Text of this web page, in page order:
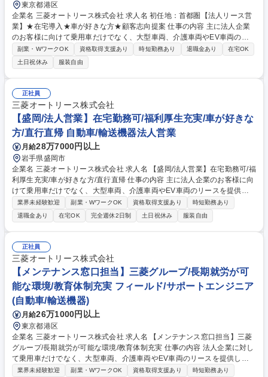
東京都港区
企業名 三菱オートリース株式会社 求人名 初任地：首都圏【法人リース営
業】★在宅導入★車が好きな方★顧客志向提案 仕事の内容 主に法人企業
のお客様に向けて乗用車だけでなく、大型車両、介護車両やEV車両のリ
ースを提供している当社にてオートリースの法人営業をご担当いただきま
す。 お客様の自動車に関する多様な要望を踏まえ、最適なソリューション
を提案する業務です。(1)提案営業：最適なリースシステムの設計・提案
(2)顧客フォロー：契約後のフォロー、契約継続の商談※三菱グループを始
め多くの企業との取引があります。入社後は原則として既存の顧客を担当
して頂き、その後は新規開拓もお任せします。 募集職種 初任地：首都圏
【法人リース営業】★在宅導入★車が好きな方★顧客志向提案
副業・WワークOK 資格取得支援あり 時短勤務あり 退職金あり
在宅OK
土日祝休み
服装自由
正社員
三菱オートリース株式会社
【盛岡/法人営業】在宅勤務可/福利厚生充実/車が好きな
方/直行直帰 自動車/輸送機器法人営業
月給28万7000円以上
岩手県盛岡市
企業名 三菱オートリース株式会社 求人名 【盛岡/法人営業】在宅勤務可/福
利厚生充実/車が好きな方/直行直帰 仕事の内容 主に法人企業のお客様に向
けて乗用車だけでなく、大型車両、介護車両やEV車両のリースを提供し
ている当社にてオートリースの法人営業をご担当いただきます。 お客様の
自動車に関する多様な要望を踏まえ、最適なソリューションを提案する業
務です。(1)提案営業：最適なリースシステムの設計・提案(2)顧客フォロ
ー：契約後のフォロー、契約継続の商談※三菱グループを始め多くの企業
との取引があります。入社後は原則として既存の顧客を担当して頂き、そ
の後は新規開拓もお任せします。 募集職種 【盛岡/法人営業】在宅勤務可/
福利厚生充実/車が好きな方/直行直帰
業界未経験歓迎 副業・WワークOK 資格取得支援あり
時短勤務あり
退職金あり
在宅OK 完全週休2日制 土日祝休み 服装自由
正社員
三菱オートリース株式会社
【メンテナンス窓口担当】三菱グループ/長期就労が可
能な環境/教育体制充実 フィールド/サポートエンジニア
(自動車/輸送機器)
月給26万1000円以上
東京都港区
企業名 三菱オートリース株式会社 求人名 【メンテナンス窓口担当】三菱
グループ/長期就労が可能な環境/教育体制充実 仕事の内容 法人企業に対し
て乗用車だけでなく、大型車両、介護車両やEV車両のリースを提供して
いる当社にて、メンテナンスサービス部門の窓口担当者として担当顧客と
業界未経験歓迎 副業・WワークOK 資格取得支援あり 時短勤務あり